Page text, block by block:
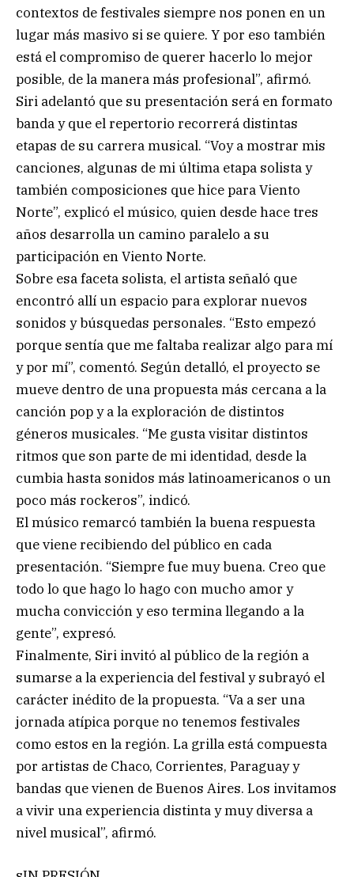
contextos de festivales siempre nos ponen en un
lugar más masivo si se quiere. Y por eso también
está el compromiso de querer hacerlo lo mejor
posible, de la manera más profesional”, afirmó.
Siri adelantó que su presentación será en formato
banda y que el repertorio recorrerá distintas
etapas de su carrera musical. “Voy a mostrar mis
canciones, algunas de mi última etapa solista y
también composiciones que hice para Viento
Norte”, explicó el músico, quien desde hace tres
años desarrolla un camino paralelo a su
participación en Viento Norte.
Sobre esa faceta solista, el artista señaló que
encontró allí un espacio para explorar nuevos
sonidos y búsquedas personales. “Esto empezó
porque sentía que me faltaba realizar algo para mí
y por mí”, comentó. Según detalló, el proyecto se
mueve dentro de una propuesta más cercana a la
canción pop y a la exploración de distintos
géneros musicales. “Me gusta visitar distintos
ritmos que son parte de mi identidad, desde la
cumbia hasta sonidos más latinoamericanos o un
poco más rockeros”, indicó.
El músico remarcó también la buena respuesta
que viene recibiendo del público en cada
presentación. “Siempre fue muy buena. Creo que
todo lo que hago lo hago con mucho amor y
mucha convicción y eso termina llegando a la
gente”, expresó.
Finalmente, Siri invitó al público de la región a
sumarse a la experiencia del festival y subrayó el
carácter inédito de la propuesta. “Va a ser una
jornada atípica porque no tenemos festivales
como estos en la región. La grilla está compuesta
por artistas de Chaco, Corrientes, Paraguay y
bandas que vienen de Buenos Aires. Los invitamos
a vivir una experiencia distinta y muy diversa a
nivel musical”, afirmó.